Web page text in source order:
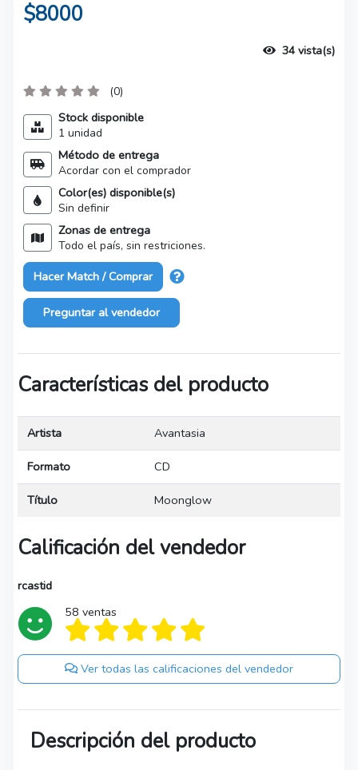
$8000
34 vista(s)
(0)
Stock disponible
1 unidad
Método de entrega
Acordar con el comprador
Color(es) disponible(s)
Sin definir
Zonas de entrega
Todo el país, sin restriciones.
Hacer Match / Comprar
Preguntar al vendedor
Características del producto
Artista Avantasia
Formato CD
Título Moonglow
Calificación del vendedor
rcastid
58 ventas
Ver todas las calificaciones del vendedor
Descripción del producto